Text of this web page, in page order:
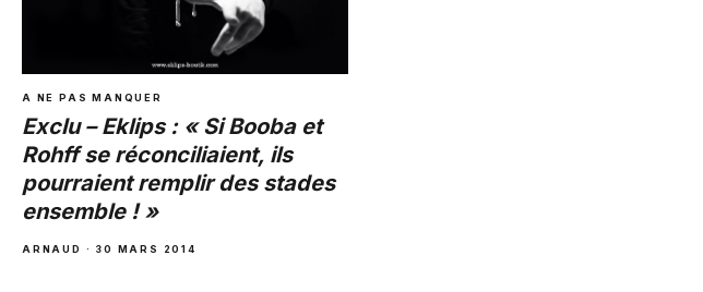
A NE PAS MANQUER
Exclu – Eklips : « Si Booba et
Rohff se réconciliaient, ils
pourraient remplir des stades
ensemble ! »
ARNAUD · 30 MARS 2014